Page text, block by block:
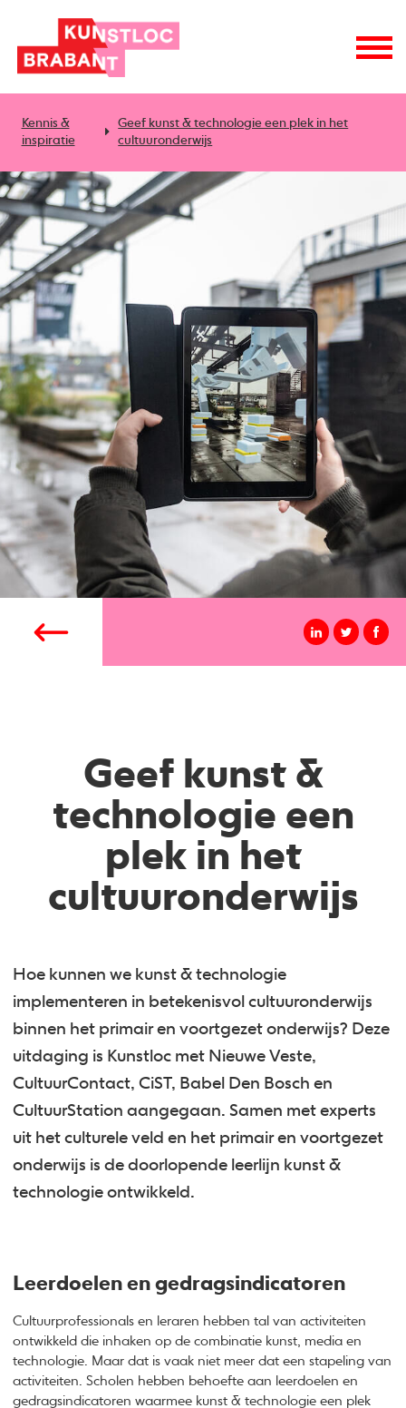
Kennis &
inspiratie
Geef kunst & technologie een plek in het
cultuuronderwijs
Geef kunst &
technologie een
plek in het
cultuuronderwijs
Hoe kunnen we kunst & technologie
implementeren in betekenisvol cultuuronderwijs
binnen het primair en voortgezet onderwijs? Deze
uitdaging is Kunstloc met Nieuwe Veste,
CultuurContact, CiST, Babel Den Bosch en
CultuurStation aangegaan. Samen met experts
uit het culturele veld en het primair en voortgezet
onderwijs is de doorlopende leerlijn kunst &
technologie ontwikkeld.
Leerdoelen en gedragsindicatoren
Cultuurprofessionals en leraren hebben tal van activiteiten
ontwikkeld die inhaken op de combinatie kunst, media en
technologie. Maar dat is vaak niet meer dat een stapeling van
activiteiten. Scholen hebben behoefte aan leerdoelen en
gedragsindicatoren waarmee kunst & technologie een plek